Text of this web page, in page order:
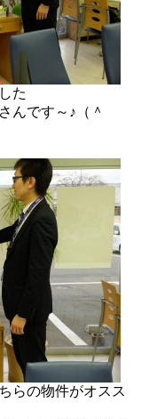
た
んです～♪（＾
らの物件がオスス